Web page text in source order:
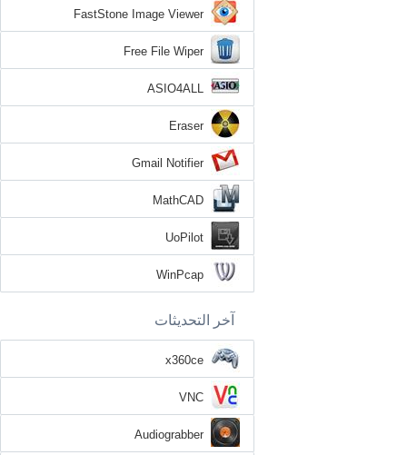
FastStone Image Viewer
Free File Wiper
ASIO4ALL
Eraser
Gmail Notifier
MathCAD
UoPilot
WinPcap
آخر التحديثات
x360ce
VNC
Audiograbber